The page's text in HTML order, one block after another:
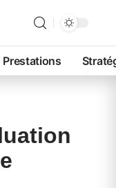
Prestations